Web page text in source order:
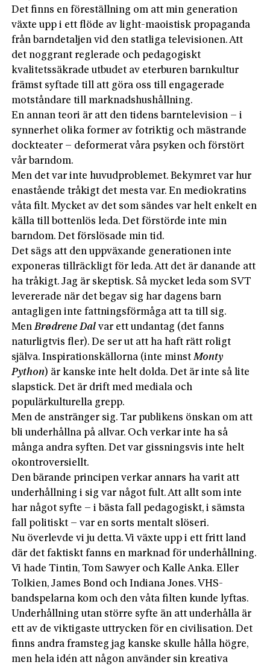
Det finns en föreställning om att min generation
växte upp i ett flöde av light-maoistisk propaganda
från barndetaljen vid den statliga televisionen. Att
det noggrant reglerade och pedagogiskt
kvalitetssäkrade utbudet av eterburen barnkultur
främst syftade till att göra oss till engagerade
motståndare till marknadshushållning.
En annan teori är att den tidens barntelevision – i
synnerhet olika former av fotriktig och mästrande
dockteater – deformerat våra psyken och förstört
vår barndom.
Men det var inte huvudproblemet. Bekymret var hur
enastående tråkigt det mesta var. En mediokratins
våta filt. Mycket av det som sändes var helt enkelt en
källa till bottenlös leda. Det förstörde inte min
barndom. Det förslösade min tid.
Det sägs att den uppväxande generationen inte
exponeras tillräckligt för leda. Att det är danande att
ha tråkigt. Jag är skeptisk. Så mycket leda som SVT
levererade när det begav sig har dagens barn
antagligen inte fattningsförmåga att ta till sig.
Men Brødrene Dal var ett undantag (det fanns
naturligtvis fler). De ser ut att ha haft rätt roligt
själva. Inspirationskällorna (inte minstMonty
Python) är kanske inte helt dolda. Det är inte så lite
slapstick. Det är drift med mediala och
populärkulturella grepp.
Men de anstränger sig. Tar publikens önskan om att
bli underhållna på allvar. Och verkar inte ha så
många andra syften. Det var gissningsvis inte helt
okontroversiellt.
Den bärande principen verkar annars ha varit att
underhållning i sig var något fult. Att allt som inte
har något syfte – i bästa fall pedagogiskt, i sämsta
fall politiskt – var en sorts mentalt slöseri.
Nu överlevde vi ju detta. Vi växte upp i ett fritt land
där det faktiskt fanns en marknad för underhållning.
Vi hade Tintin, Tom Sawyer och Kalle Anka. Eller
Tolkien, James Bond och Indiana Jones. VHS-
bandspelarna kom och den våta filten kunde lyftas.
Underhållning utan större syfte än att underhålla är
ett av de viktigaste uttrycken för en civilisation. Det
finns andra framsteg jag kanske skulle hålla högre,
men hela idén att någon använder sin kreativa